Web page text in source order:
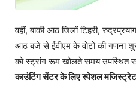
वहीं, बाकी आठ जिलों टिहरी,
आठ बजे से ईवीएम के वोटों की गणना शुरू
को स्ट्रांग रूम खोलते समय उपस्थित
काउंटिंग सेंटर के लिए स्पेशल मजिस्ट्रेट